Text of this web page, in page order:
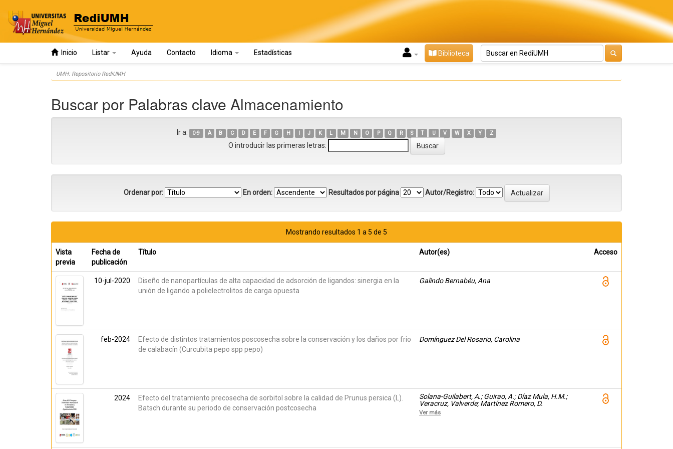
Inicio Listar Ayuda Contacto Idioma Estadísticas Biblioteca
UMH: Repositorio RediUMH
Buscar por Palabras clave Almacenamiento
Ir a: 0-9 A B C D E F G H I J K L M N O P Q R S T U V W X Y Z
O introducir las primeras letras:
Ordenar por: En orden: Resultados por página Autor/Registro:
Mostrando resultados 1 a 5 de 5
Vista
previa
Fecha de
publicación
Título Autor(es) Acceso
10-jul-2020
Diseño de nanopartículas de alta capacidad de adsorción de ligandos: sinergia en la
unión de ligando a polielectrolitos de carga opuesta
Galindo Bernabéu, Ana
feb-2024
Efecto de distintos tratamientos poscosecha sobre la conservación y los daños por frio
de calabacín (Curcubita pepo spp pepo)
Domínguez Del Rosario, Carolina
2024
Efecto del tratamiento precosecha de sorbitol sobre la calidad de Prunus persica (L).
Batsch durante su periodo de conservación postcosecha
Solana-Guilabert, A.; Guirao, A.; Díaz Mula, H.M.;
Veracruz, Valverde; Martínez Romero, D.
Ver más